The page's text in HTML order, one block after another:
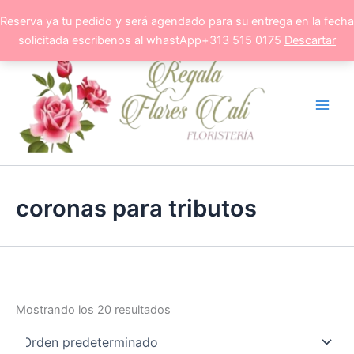
Reserva ya tu pedido y será agendado para su entrega en la fecha
solicitada escribenos al whastApp+313 515 0175 Descartar
al
contenido
coronas para tributos
Mostrando los 20 resultados